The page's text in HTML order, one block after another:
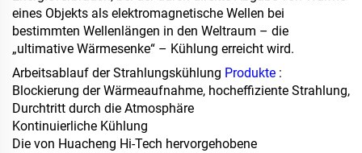
eines Objekts als elektromagnetische Wellen bei
bestimmten Wellenlängen in den Weltraum – die
„ultimative Wärmesenke“ – Kühlung erreicht wird.
Arbeitsablauf der Strahlungskühlung Produkte :
Blockierung der Wärmeaufnahme, hocheffiziente Strahlung,
Durchtritt durch die Atmosphäre
Kontinuierliche Kühlung
Die von Huacheng Hi-Tech hervorgehobene